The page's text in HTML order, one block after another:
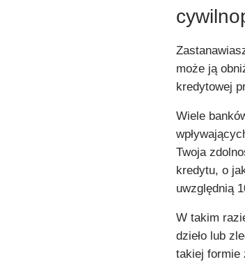
może ją
kredytowej
Wiele
Twoja
kredytu, o
uwzględnią
W takim
dzieło lub
takiej formie